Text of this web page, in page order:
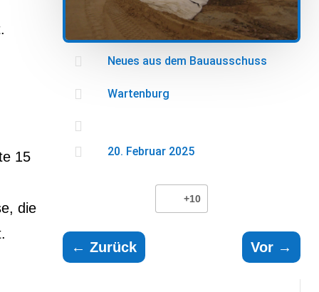
15
die
 Neues aus dem Bauausschuss
 Wartenburg


20. Februar 2025
+10
← Zurück Vor→